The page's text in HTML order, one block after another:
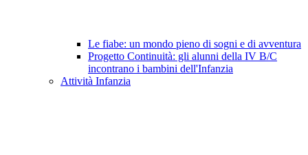
Le fiabe: un mondo pieno di sogni e di avventura
Progetto Continuità: gli alunni della IV B/C
incontrano i bambini dell'Infanzia
Attività Infanzia